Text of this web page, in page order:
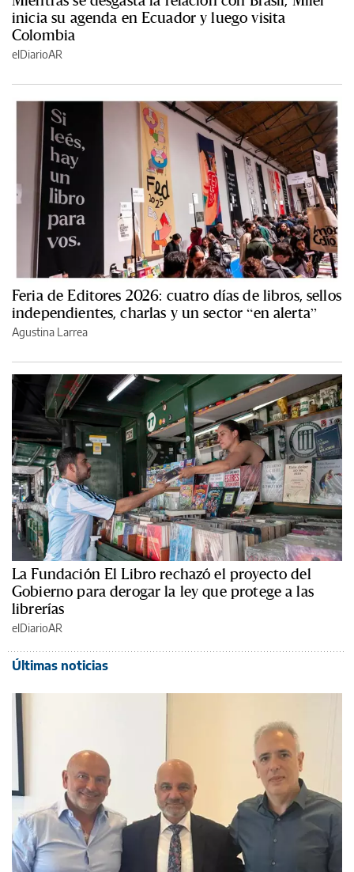
inicia su agenda en Ecuador y luego visita
Colombia
elDiarioAR
Feria de Editores 2026: cuatro días de libros, sellos
independientes, charlas y un sector “en alerta”
Agustina Larrea
La Fundación El Libro rechazó el proyecto del
Gobierno para derogar la ley que protege a las
librerías
elDiarioAR
Últimas noticias